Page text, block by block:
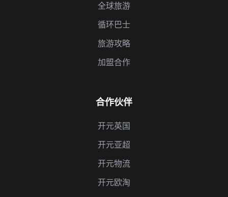
全球旅游
循环巴士
旅游攻略
加盟合作
合作伙伴
开元英国
开元亚超
开元物流
开元欧淘